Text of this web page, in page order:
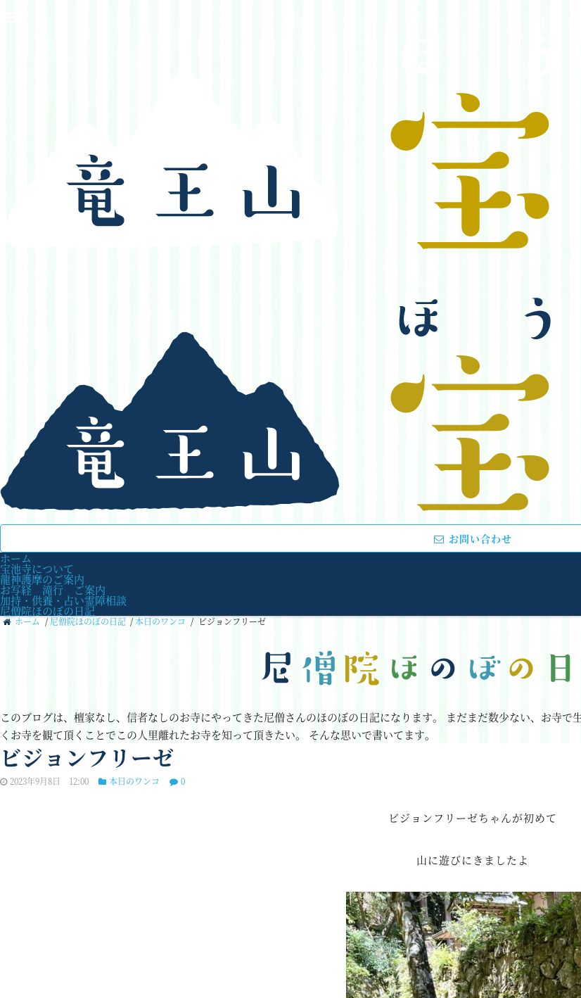
お問い合わせ
ホーム
宝池寺について
龍神護摩のご案内
お写経 滝行 ご案内
加持・供養・占い霊障相談
尼僧院ほのぼの日記
ホーム /尼僧院ほのぼの日記 /本日のワンコ / ビジョンフリーゼ
このブログは、檀家なし、信者なしのお寺にやってきた尼僧さんのほのぼの日記になります。 まだまだ数少ない、お寺で
くお寺を観て頂くことでこの人里離れたお寺を知って頂きたい。 そんな思いで書いてます。
ビジョンフリーゼ
2023年9月8日 12:00 本日のワンコ 0
ビジョンフリーゼちゃんが初めて
山に遊びにきましたよ